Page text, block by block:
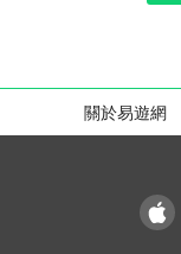
關於易遊網